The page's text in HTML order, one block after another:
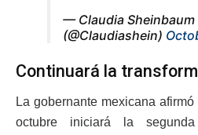
— Claudia Sheinbaum
(@Claudiashein)
Continuará la
La gobernante mexicana
octubre iniciará la